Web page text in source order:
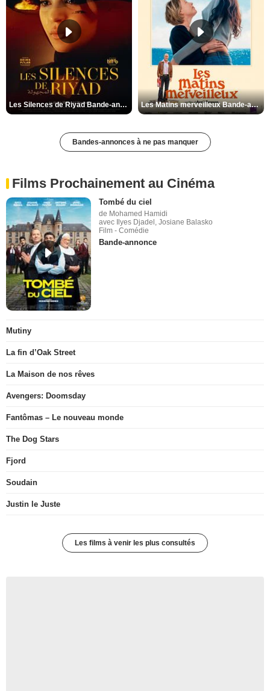
Les Silences de Riyad Bande-annonce VO STFR Les Matins merveilleux Bande-annonce VF
Bandes-annonces à ne pas manquer
Films Prochainement au Cinéma
Tombé du ciel
de Mohamed Hamidi
avec Ilyes Djadel, Josiane Balasko
Film - Comédie
Bande-annonce
Mutiny
La fin d’Oak Street
La Maison de nos rêves
Avengers: Doomsday
Fantômas – Le nouveau monde
The Dog Stars
Fjord
Soudain
Justin le Juste
Les films à venir les plus consultés